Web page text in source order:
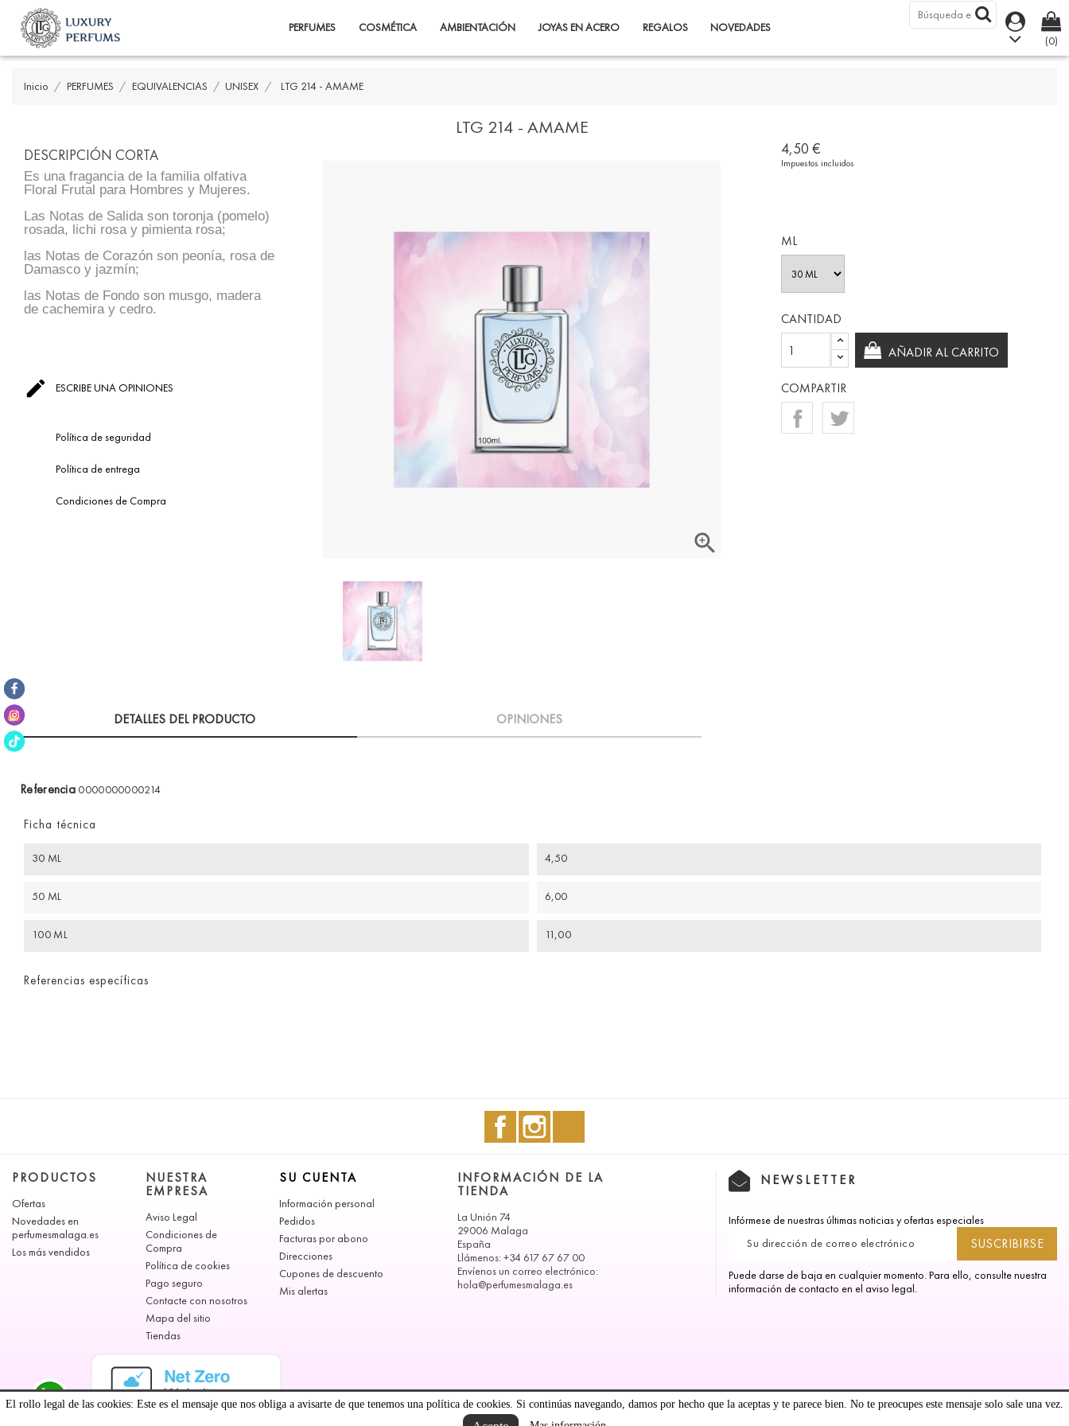
El rollo legal de las cookies: Este es el mensaje que nos obliga a avisarte de que tenemos una política de cookies. Si continúas navegando, damos por hecho que la aceptas y te parece bien. No te preocupes este mensaje solo sale una vez.
PERFUMES COSMÉTICA AMBIENTACIÓN JOYAS EN ACERO REGALOS
NOVEDADES
(0)
Inicio PERFUMES EQUIVALENCIAS UNISEX LTG 214 - AMAME
DESCRIPCIÓN CORTA
Es una fragancia de la familia olfativa
Floral Frutal para Hombres y Mujeres.
Las Notas de Salida son toronja (pomelo)
rosada, lichi rosa y pimienta rosa;
las Notas de Corazón son peonía, rosa de
Damasco y jazmín;
las Notas de Fondo son musgo, madera
de cachemira y cedro.
 ESCRIBE UNA OPINIONES
Política de seguridad
Política de entrega
Condiciones de Compra
LTG 214 - AMAME

4,50 €
Impuestos incluidos
ML
CANTIDAD
AÑADIR AL CARRITO
COMPARTIR
DETALLES DEL PRODUCTO OPINIONES
Referencia 0000000000214
Ficha técnica
30 ML 4,50
50 ML 6,00
100 ML 11,00
Referencias específicas
Facebook
PRODUCTOS
Ofertas
Novedades en
perfumesmalaga.es
Los más vendidos
NUESTRA
EMPRESA
Aviso Legal
Condiciones de
Compra
Política de cookies
Pago seguro
Contacte con nosotros
Mapa del sitio
Tiendas
SU CUENTA
Información personal
Pedidos
Facturas por abono
Direcciones
Cupones de descuento
Mis alertas
INFORMACIÓN DE LA
TIENDA
La Unión 74
29006 Malaga
España
Llámenos:+34 617 67 67 00
Envíenos un correo electrónico:
hola@perfumesmalaga.es
NEWSLETTER
Infórmese de nuestras últimas noticias y ofertas especiales
Puede darse de baja en cualquier momento. Para ello, consulte nuestra
información de contacto en el aviso legal.